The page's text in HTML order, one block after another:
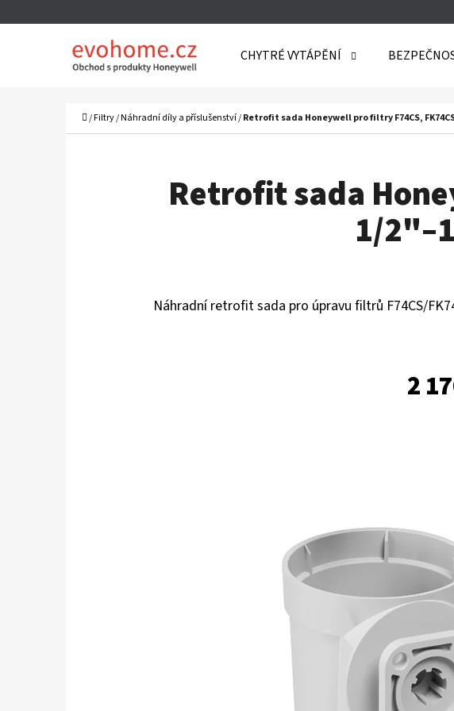
CHYTRÉ VYTÁPĚNÍ
Domů
/Filtry/Náhradní díly a příslušenství/Retrofit sada Honeywell pro filtry F74CS,
Retrofit sada
1/
Náhradní retrofit sada pro úpravu filtrů F74CS/
2